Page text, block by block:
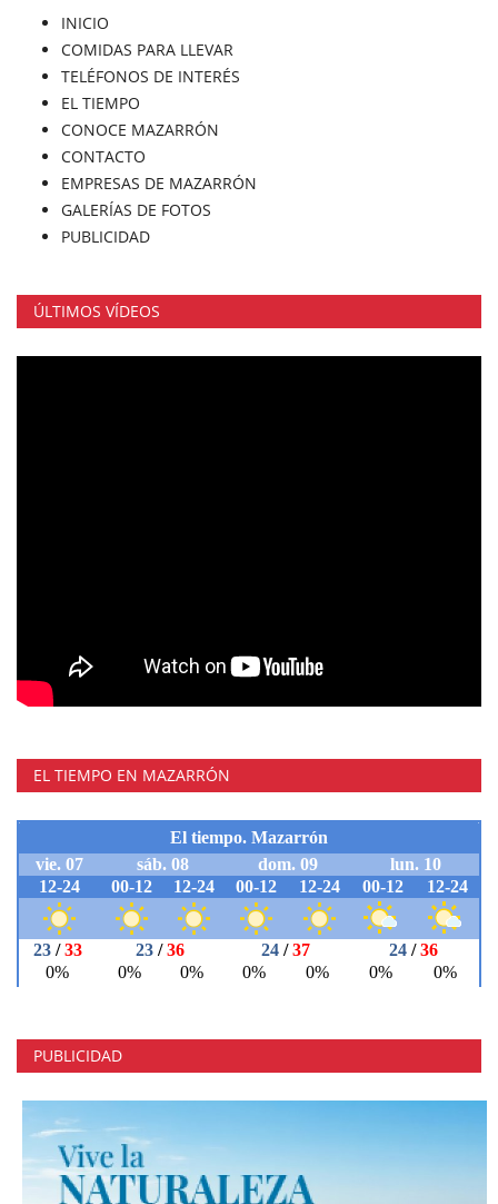
INICIO
COMIDAS PARA LLEVAR
TELÉFONOS DE INTERÉS
EL TIEMPO
CONOCE MAZARRÓN
CONTACTO
EMPRESAS DE MAZARRÓN
GALERÍAS DE FOTOS
PUBLICIDAD
ÚLTIMOS VÍDEOS
EL TIEMPO EN MAZARRÓN
PUBLICIDAD